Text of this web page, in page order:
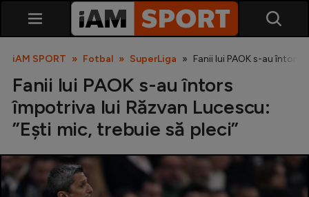
SuperLiga
iAM SPORT Fotbal SuperLiga Fanii lui PAOK s-au întors
Fanii lui PAOK s-au întors
împotriva lui Răzvan Lucescu:
”Ești mic, trebuie să pleci”